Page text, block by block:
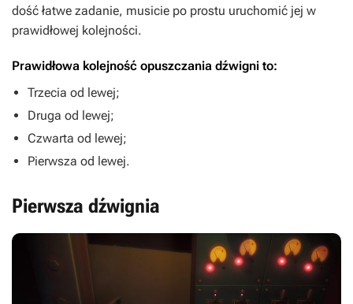
dość łatwe zadanie, musicie po prostu uruchomić jej w
prawidłowej kolejności.
Prawidłowa kolejność opuszczania dźwigni to:
Trzecia od lewej;
Druga od lewej;
Czwarta od lewej;
Pierwsza od lewej.
Pierwsza dźwignia